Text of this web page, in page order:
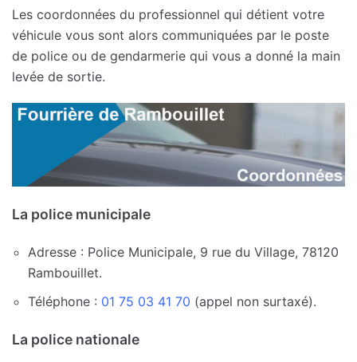
Les coordonnées du professionnel qui détient votre
véhicule vous sont alors communiquées par le poste
de police ou de gendarmerie qui vous a donné la main
levée de sortie.
La police municipale
Adresse : Police Municipale, 9 rue du Village, 78120
Rambouillet.
Téléphone : 01 75 03 41 70 (appel non surtaxé).
La police nationale